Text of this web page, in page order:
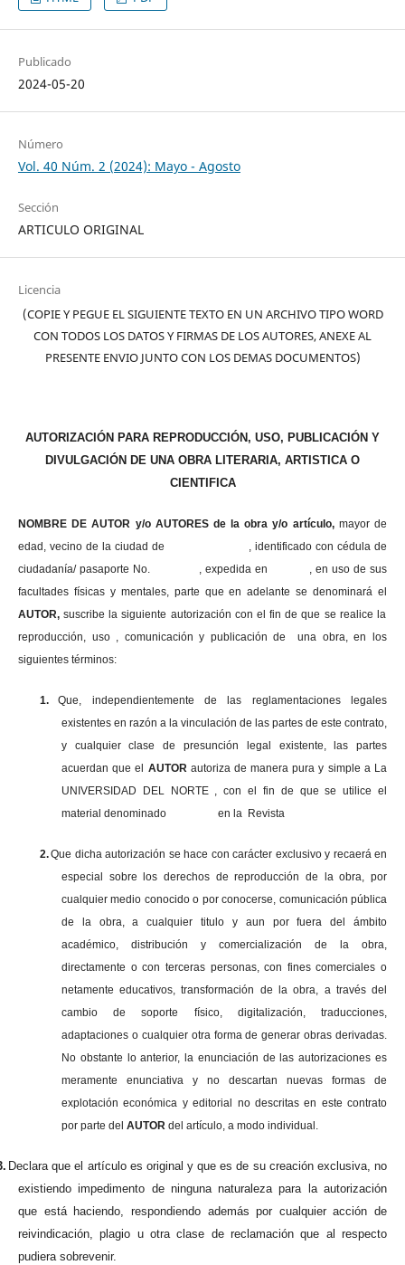
Publicado
2024-05-20
Número
Vol. 40 Núm. 2 (2024): Mayo - Agosto
Sección
ARTICULO ORIGINAL
Licencia
(COPIE Y PEGUE EL SIGUIENTE TEXTO EN UN ARCHIVO TIPO WORD
CON TODOS LOS DATOS Y FIRMAS DE LOS AUTORES, ANEXE AL
PRESENTE ENVIO JUNTO CON LOS DEMAS DOCUMENTOS)
AUTORIZACIÓN PARA REPRODUCCIÓN, USO, PUBLICACIÓN Y
DIVULGACIÓN DE UNA OBRA LITERARIA, ARTISTICA O
CIENTIFICA
NOMBRE DE AUTOR y/o AUTORES de la obra y/o artículo, mayor de
edad, vecino de la ciudad de , identificado con cédula de
ciudadanía/ pasaporte No. , expedida en , en uso de sus
facultades físicas y mentales, parte que en adelante se denominará el
AUTOR,suscribe la siguiente autorización con el fin de que se realice la
reproducción, uso , comunicación y publicación de una obra, en los
siguientes términos:
1.
Que, independientemente de las reglamentaciones legales
existentes en razón a la vinculación de las partes de este contrato,
y cualquier clase de presunción legal existente, las partes
acuerdan que el AUTOR autoriza de manera pura y simple a La
UNIVERSIDAD DEL NORTE , con el fin de que se utilice el
material denominado en la Revista
2.Que dicha autorización se hace con carácter exclusivo y recaerá en
especial sobre los derechos de reproducción de la obra, por
cualquier medio conocido o por conocerse, comunicación pública
de la obra, a cualquier titulo y aun por fuera del ámbito
académico, distribución y comercialización de la obra,
directamente o con terceras personas, con fines comerciales o
netamente educativos, transformación de la obra, a través del
cambio de soporte físico, digitalización, traducciones,
adaptaciones o cualquier otra forma de generar obras derivadas.
No obstante lo anterior, la enunciación de las autorizaciones es
meramente enunciativa y no descartan nuevas formas de
explotación económica y editorial no descritas en este contrato
por parte del AUTORdel artículo, a modo individual.
Declara que el artículo es original y que es de su creación exclusiva, no
existiendo impedimento de ninguna naturaleza para la autorización
que está haciendo, respondiendo además por cualquier acción de
reivindicación, plagio u otra clase de reclamación que al respecto
pudiera sobrevenir.